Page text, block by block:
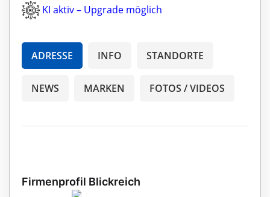
KI aktiv – Upgrade möglich
ADRESSE INFO STANDORTE
NEWS MARKEN FOTOS / VIDEOS
Firmenprofil Blickreich